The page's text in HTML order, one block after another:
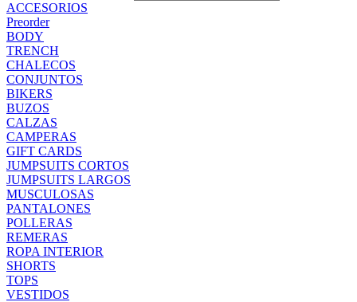
ACCESORIOS
Preorder
BODY
TRENCH
CHALECOS
CONJUNTOS
BIKERS
BUZOS
CALZAS
CAMPERAS
GIFT CARDS
JUMPSUITS CORTOS
JUMPSUITS LARGOS
MUSCULOSAS
PANTALONES
POLLERAS
REMERAS
ROPA INTERIOR
SHORTS
TOPS
VESTIDOS